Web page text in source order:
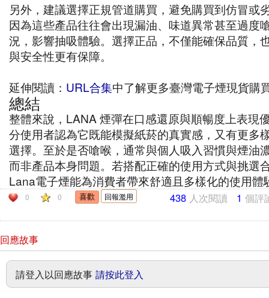
另外，建議選擇正規管道購買，避免購買到仿冒或
因為這些產品往往會出現漏油、味道異常甚至過度
況，影響抽吸體驗。選擇正品，不僅能確保品質，
與安全性更有保障。
延伸閱讀： URL合集中了解更多臺灣電子煙現貨購
總結
整體來說，LANA 煙彈在口感還原與順暢度上表現
分使用者認為它既能模擬紙菸的真實感，又有更多
選擇。至於是否嗆喉，通常與個人吸入習慣與煙油
而非產品本身問題。若搭配正確的使用方式與挑選
Lana電子煙能為消費者帶來舒適且多樣化的使用體
0 0 回報濫用 438 人次閱讀 1 個評
回應故事
請登入以回應故事 請按此登入